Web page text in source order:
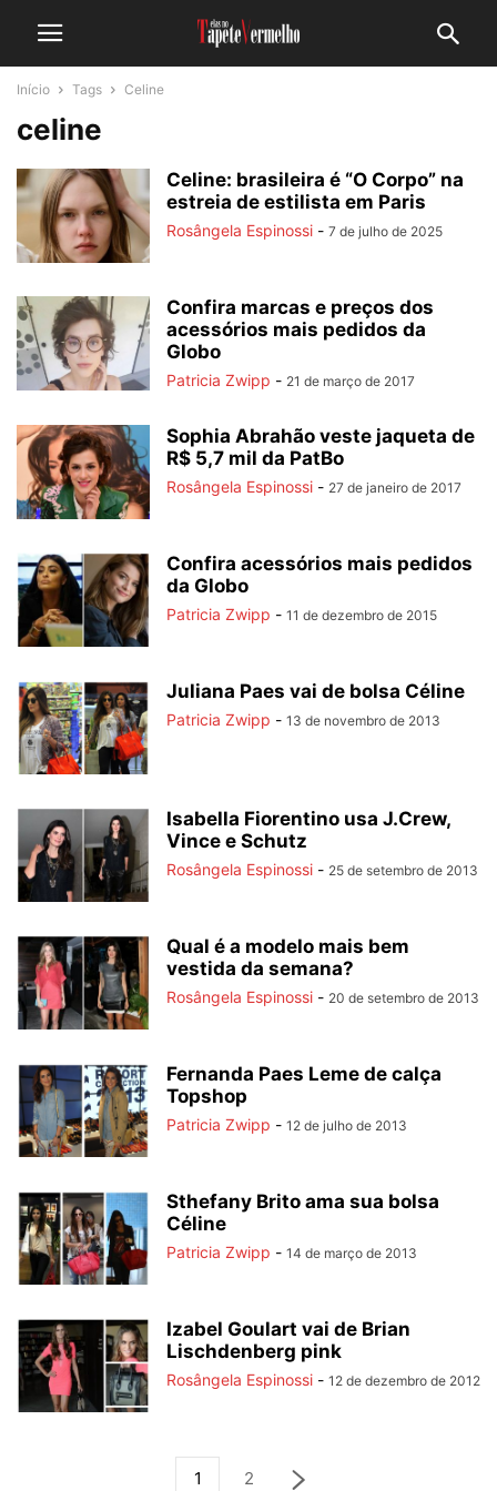
Início Tags Celine
celine
Celine: brasileira é “O Corpo” na
estreia de estilista em Paris
Rosângela Espinossi - 7 de julho de 2025
Confira marcas e preços dos
acessórios mais pedidos da
Globo
Patricia Zwipp - 21 de março de 2017
Sophia Abrahão veste jaqueta de
R$ 5,7 mil da PatBo
Rosângela Espinossi - 27 de janeiro de 2017
Confira acessórios mais pedidos
da Globo
Patricia Zwipp - 11 de dezembro de 2015
Juliana Paes vai de bolsa Céline
Patricia Zwipp - 13 de novembro de 2013
Isabella Fiorentino usa J.Crew,
Vince e Schutz
Rosângela Espinossi - 25 de setembro de 2013
Qual é a modelo mais bem
vestida da semana?
Rosângela Espinossi - 20 de setembro de 2013
Fernanda Paes Leme de calça
Topshop
Patricia Zwipp - 12 de julho de 2013
Sthefany Brito ama sua bolsa
Céline
Patricia Zwipp - 14 de março de 2013
Izabel Goulart vai de Brian
Lischdenberg pink
Rosângela Espinossi - 12 de dezembro de 2012
1 2